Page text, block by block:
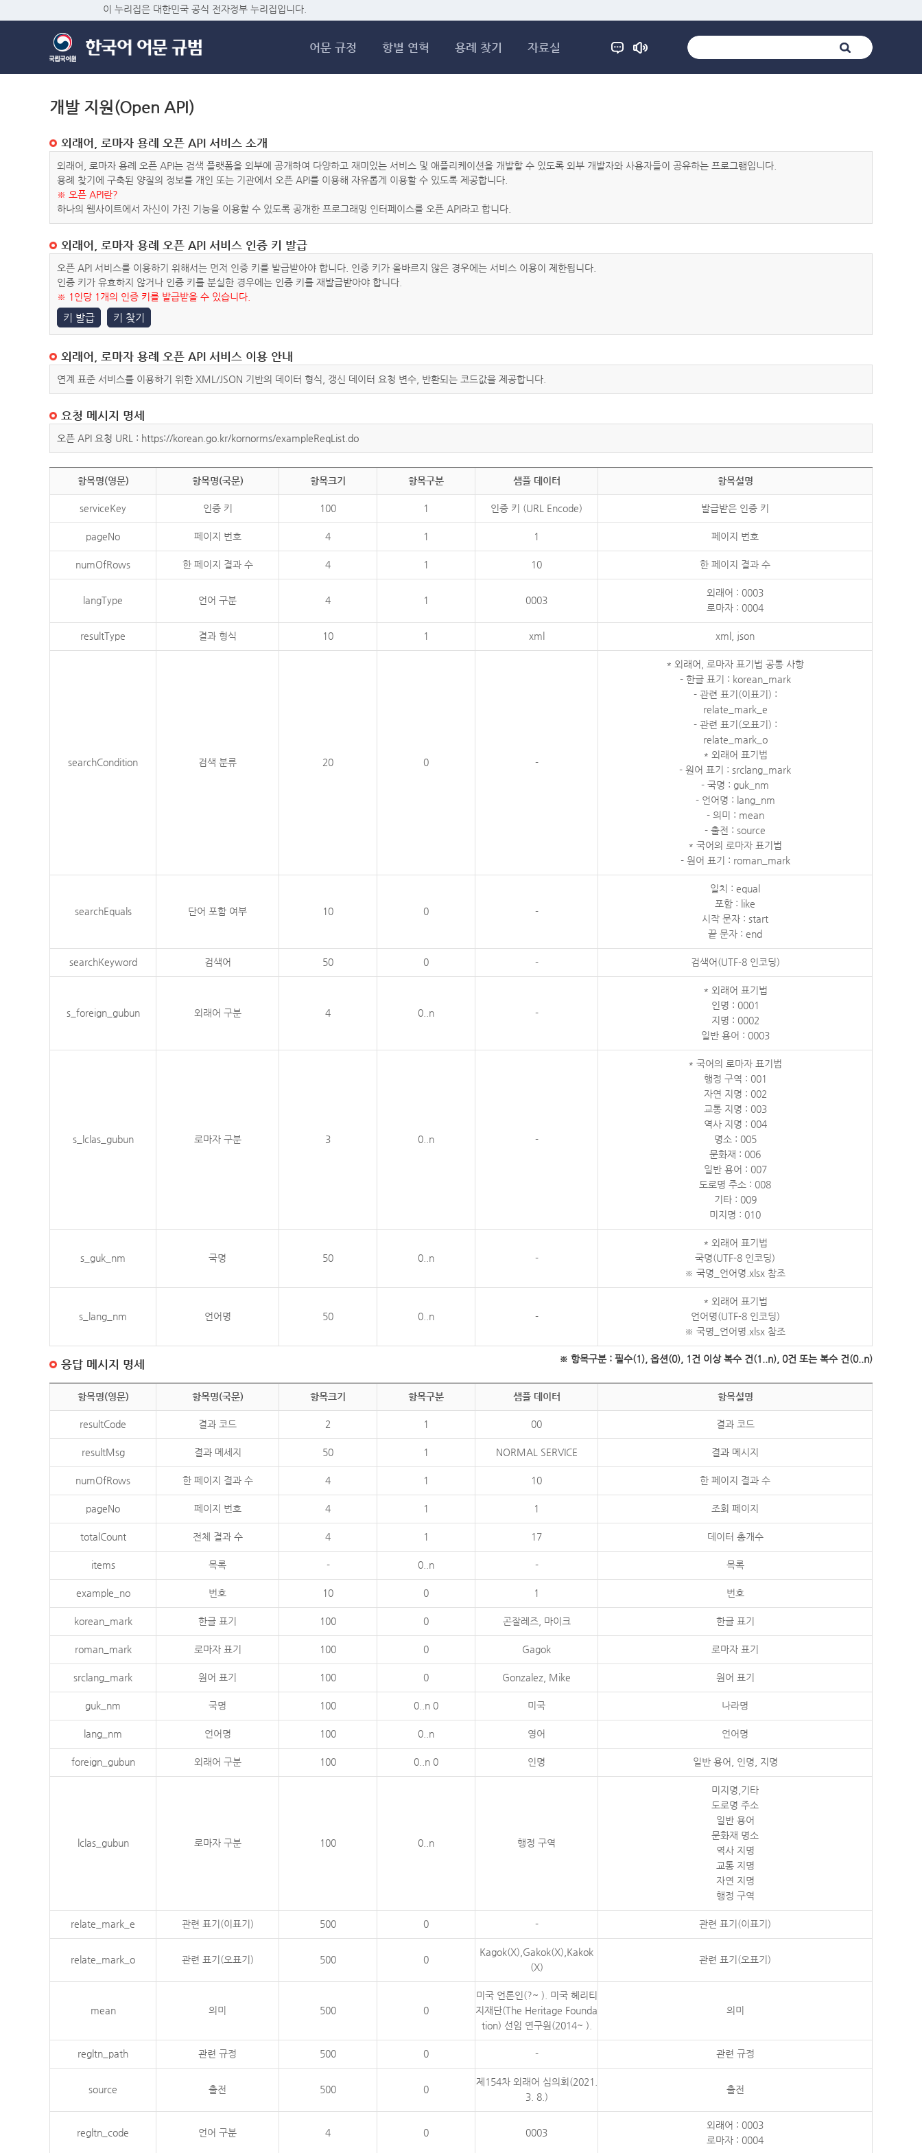
이 누리집은 대한민국 공식 전자정부 누리집입니다.
어문 규정 항별 연혁 용례 찾기 자료실
개발 지원(Open API)
외래어, 로마자 용례 오픈 API 서비스 소개
외래어, 로마자 용례 오픈 API는 검색 플랫폼을 외부에 공개하여 다양하고 재미있는 서비스 및 애플리케이션을 개발할 수 있도록 외부 개발자와 사용자들이 공유하는 프로그램입니다.
용례 찾기에 구축된 양질의 정보를 개인 또는 기관에서 오픈 API를 이용해 자유롭게 이용할 수 있도록 제공합니다.
※ 오픈 API란?
하나의 웹사이트에서 자신이 가진 기능을 이용할 수 있도록 공개한 프로그래밍 인터페이스를 오픈 API라고 합니다.
외래어, 로마자 용례 오픈 API 서비스 인증 키 발급
오픈 API 서비스를 이용하기 위해서는 먼저 인증 키를 발급받아야 합니다. 인증 키가 올바르지 않은 경우에는 서비스 이용이 제한됩니다.
인증 키가 유효하지 않거나 인증 키를 분실한 경우에는 인증 키를 재발급받아야 합니다.
※ 1인당 1개의 인증 키를 발급받을 수 있습니다.
키 발급 키 찾기
외래어, 로마자 용례 오픈 API 서비스 이용 안내
연계 표준 서비스를 이용하기 위한 XML/JSON 기반의 데이터 형식, 갱신 데이터 요청 변수, 반환되는 코드값을 제공합니다.
요청 메시지 명세
오픈 API 요청 URL : https://korean.go.kr/kornorms/exampleReqList.do
항목명(영문) 항목명(국문) 항목크기 항목구분 샘플 데이터 항목설명
serviceKey 인증 키 100 1 인증 키 (URL Encode) 발급받은 인증 키
pageNo 페이지 번호 4 1 1 페이지 번호
numOfRows 한 페이지 결과 수 4 1 10 한 페이지 결과 수
langType 언어 구분 4 1 0003
외래어 : 0003
로마자 : 0004
resultType 결과 형식 10 1 xml xml, json
searchCondition 검색 분류 20 0 -
* 외래어, 로마자 표기법 공통 사항
- 한글 표기 : korean_mark
- 관련 표기(이표기) :
relate_mark_e
- 관련 표기(오표기) :
relate_mark_o
* 외래어 표기법
- 원어 표기 : srclang_mark
- 국명 : guk_nm
- 언어명 : lang_nm
- 의미 : mean
- 출전 : source
* 국어의 로마자 표기법
- 원어 표기 : roman_mark
searchEquals 단어 포함 여부 10 0 -
일치 : equal
포함 : like
시작 문자 : start
끝 문자 : end
searchKeyword 검색어 50 0 - 검색어(UTF-8 인코딩)
s_foreign_gubun 외래어 구분 4 0..n -
* 외래어 표기법
인명 : 0001
지명 : 0002
일반 용어 : 0003
s_lclas_gubun 로마자 구분 3 0..n -
* 국어의 로마자 표기법
행정 구역 : 001
자연 지명 : 002
교통 지명 : 003
역사 지명 : 004
명소 : 005
문화재 : 006
일반 용어 : 007
도로명 주소 : 008
기타 : 009
미지명 : 010
s_guk_nm 국명 50 0..n -
* 외래어 표기법
국명(UTF-8 인코딩)
※ 국명_언어명.xlsx 참조
s_lang_nm 언어명 50 0..n -
* 외래어 표기법
언어명(UTF-8 인코딩)
※ 국명_언어명.xlsx 참조
※ 항목구분 : 필수(1), 옵션(0), 1건 이상 복수 건(1..n), 0건 또는 복수 건(0..n)
응답 메시지 명세
항목명(영문) 항목명(국문) 항목크기 항목구분 샘플 데이터 항목설명
resultCode 결과 코드 2 1 00 결과 코드
resultMsg 결과 메세지 50 1 NORMAL SERVICE 결과 메시지
numOfRows 한 페이지 결과 수 4 1 10 한 페이지 결과 수
pageNo 페이지 번호 4 1 1 조회 페이지
totalCount 전체 결과 수 4 1 17 데이터 총개수
items 목록 - 0..n - 목록
example_no 번호 10 0 1 번호
korean_mark 한글 표기 100 0 곤잘레즈, 마이크 한글 표기
roman_mark 로마자 표기 100 0 Gagok 로마자 표기
srclang_mark 원어 표기 100 0 Gonzalez, Mike 원어 표기
guk_nm 국명 100 0..n 0 미국 나라명
lang_nm 언어명 100 0..n 영어 언어명
foreign_gubun 외래어 구분 100 0..n 0 인명 일반 용어, 인명, 지명
lclas_gubun 로마자 구분 100 0..n 행정 구역
미지명,기타
도로명 주소
일반 용어
문화재 명소
역사 지명
교통 지명
자연 지명
행정 구역
relate_mark_e 관련 표기(이표기) 500 0 - 관련 표기(이표기)
relate_mark_o 관련 표기(오표기) 500 0
Kagok(X),Gakok(X),Kakok
(X)
관련 표기(오표기)
mean 의미 500 0
미국 언론인(?~ ). 미국 헤리티
지재단(The Heritage Founda
tion) 선임 연구원(2014~ ).
의미
regltn_path 관련 규정 500 0 - 관련 규정
source 출전 500 0
제154차 외래어 심의회(2021.
3. 8.)
출전
regltn_code 언어 구분 4 0 0003
외래어 : 0003
로마자 : 0004